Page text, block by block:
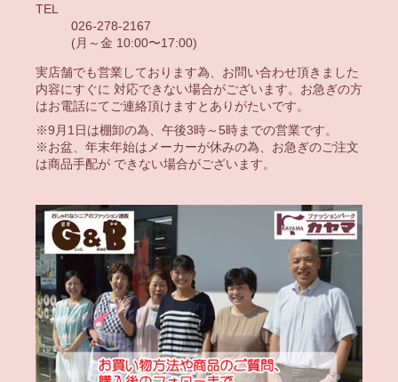
TEL
026-278-2167
(月～金 10:00〜17:00)
実店舗でも営業しております為、お問い合わせ頂きました
内容にすぐに 対応できない場合がございます。お急ぎの方
はお電話にてご連絡頂けますとありがたいです。
※9月1日は棚卸の為、午後3時～5時までの営業です。
※お盆、年末年始はメーカーが休みの為、お急ぎのご注文
は商品手配が できない場合がございます。